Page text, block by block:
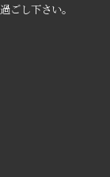
ごし下さい。